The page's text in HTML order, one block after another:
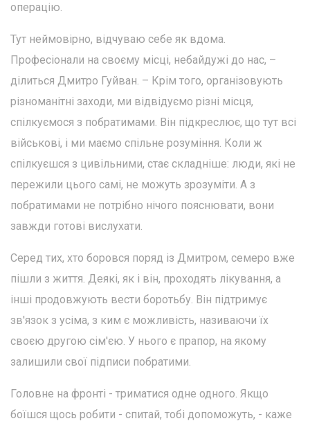
операцію.
Тут неймовірно, відчуваю себе як вдома.
Професіонали на своєму місці, небайдужі до нас, –
ділиться Дмитро Гуйван. – Крім того, організовують
різноманітні заходи, ми відвідуємо різні місця,
спілкуємося з побратимами. Він підкреслює, що тут всі
військові, і ми маємо спільне розуміння. Коли ж
спілкуєшся з цивільними, стає складніше: люди, які не
пережили цього самі, не можуть зрозуміти. А з
побратимами не потрібно нічого пояснювати, вони
завжди готові вислухати.
Серед тих, хто боровся поряд із Дмитром, семеро вже
пішли з життя. Деякі, як і він, проходять лікування, а
інші продовжують вести боротьбу. Він підтримує
зв'язок з усіма, з ким є можливість, називаючи їх
своєю другою сім'єю. У нього є прапор, на якому
залишили свої підписи побратими.
Головне на фронті - триматися одне одного. Якщо
боїшся щось робити - спитай, тобі допоможуть, - каже